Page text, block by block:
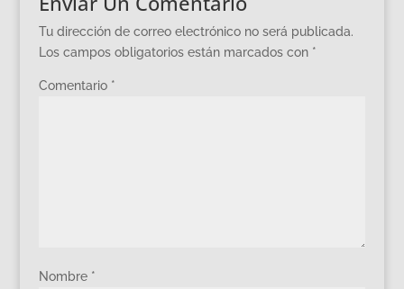
Tu dirección de correo electrónico no será publicada.
Los campos obligatorios están marcados con *
Comentario *
Nombre *